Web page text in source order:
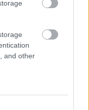
and other